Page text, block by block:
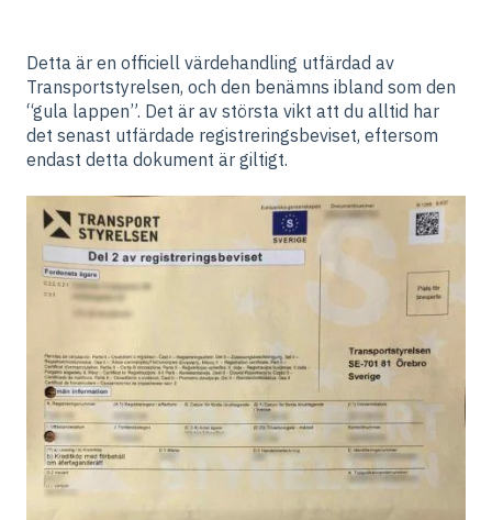
Detta är en officiell värdehandling utfärdad av
Transportstyrelsen, och den benämns ibland som den
“gula lappen”. Det är av största vikt att du alltid har
det senast utfärdade registreringsbeviset, eftersom
endast detta dokument är giltigt.